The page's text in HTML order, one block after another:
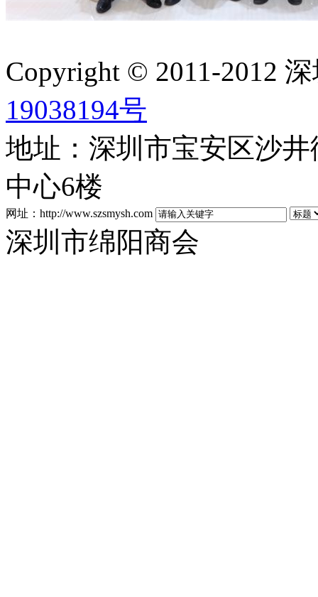
Copyright © 2011-2012
19038194号
地址：深圳市宝安区沙
中心6楼
网址：http://www.szsmysh.com
深圳市绵阳商会